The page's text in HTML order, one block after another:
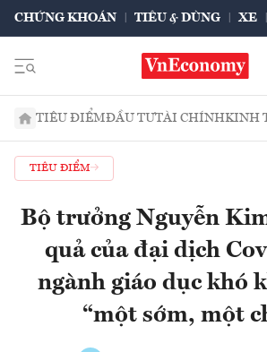
CHỨNG KHOÁN TIÊU & DÙNG XE
TIÊU ĐIỂMĐẦU TƯTÀI CHÍNHKINH
TIÊU ĐIỂM
Bộ trưởng Nguyễn
quả của đại dịch
ngành giáo dục khó
“một sớm, một